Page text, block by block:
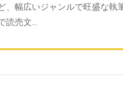
、幅広いジャンルで旺盛な執
読売文…